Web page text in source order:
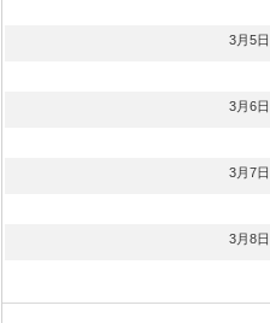
3月5日
3月6日
3月7日
3月8日